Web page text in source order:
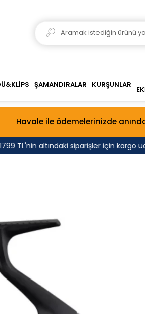
Havale ile ödemelerinizde
TL'nin altındaki siparişler için kargo
ŞAMANDIRALAR KURŞUNLAR